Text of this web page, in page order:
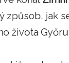
způsob, jak
života